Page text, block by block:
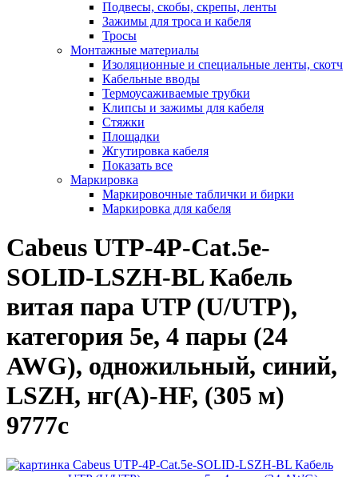
Подвесы, скобы, скрепы, ленты
Зажимы для троса и кабеля
Тросы
Монтажные материалы
Изоляционные и специальные ленты, скотч
Кабельные вводы
Термоусаживаемые трубки
Клипсы и зажимы для кабеля
Стяжки
Площадки
Жгутировка кабеля
Показать все
Маркировка
Маркировочные таблички и бирки
Маркировка для кабеля
Cabeus UTP-4P-Cat.5e-
SOLID-LSZH-BL Кабель
витая пара UTP (U/UTP),
категория 5e, 4 пары (24
AWG), одножильный, синий,
LSZH, нг(А)-HF, (305 м)
9777c